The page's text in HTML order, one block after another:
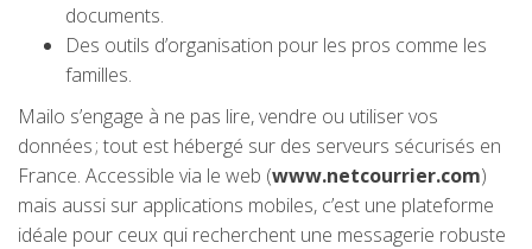
documents.
Des outils d’organisation pour les pros comme les
familles.
Mailo s’engage à ne pas lire, vendre ou utiliser vos
données ; tout est hébergé sur des serveurs sécurisés en
France. Accessible via le web (www.netcourrier.com)
mais aussi sur applications mobiles, c’est une plateforme
idéale pour ceux qui recherchent une messagerie robuste